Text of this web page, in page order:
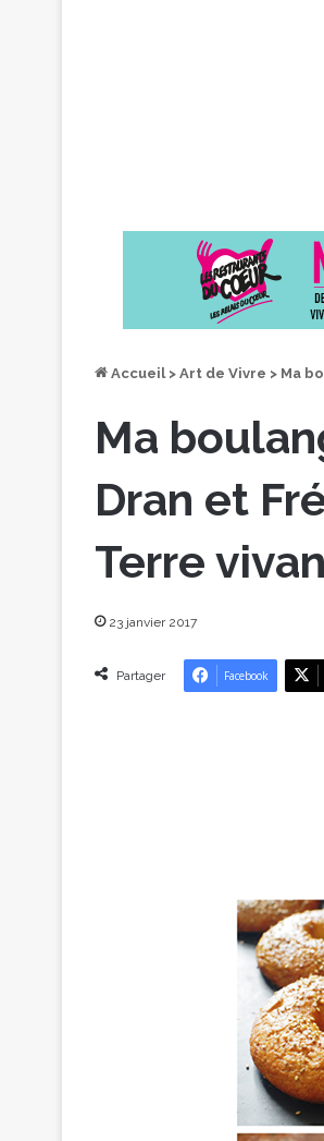
Accueil > Art de Vivre > Ma
Ma
Dran et
Terre
23 janvier 2017
Partager Facebook